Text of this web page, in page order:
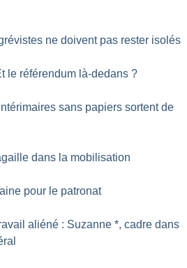
ne doivent pas rester isolés
le référendum là-dedans ?
sans papiers sortent de
dans la mobilisation
pour le patronat
aliéné : Suzanne *, cadre dans